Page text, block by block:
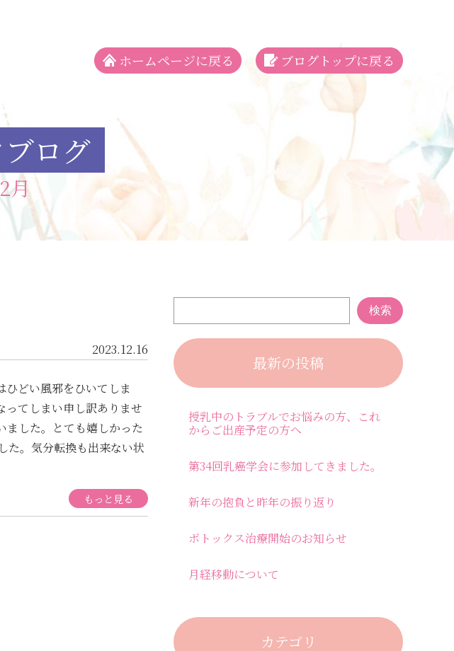
ホームページに戻る ブログトップに戻る
ログ
月
2023.12.16
どい風邪をひいてしま
ってしまい申し訳ありませ
ました。とても嬉しかった
た。気分転換も出来ない状
もっと見る
最新の投稿
授乳中のトラブルでお悩みの方、これ
からご出産予定の方へ
第34回乳癌学会に参加してきました。
新年の抱負と昨年の振り返り
ボトックス治療開始のお知らせ
月経移動について
カテゴリ